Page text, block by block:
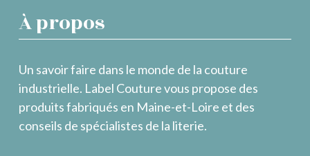
À propos
Un savoir faire dans le monde de la couture
industrielle. Label Couture vous propose des
produits fabriqués en Maine-et-Loire et des
conseils de spécialistes de la literie.